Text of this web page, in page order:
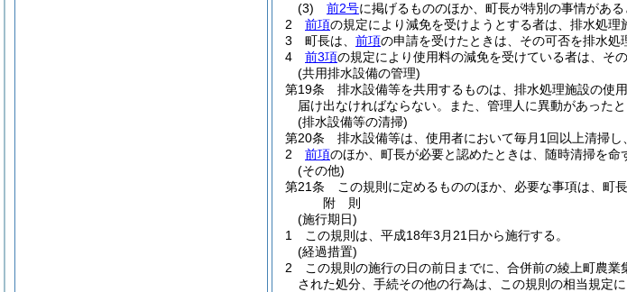
(3)
前2号に掲げるもののほか、町長が特別の事情があ
2
前項の規定により減免を受けようとする者は、排水処理
3
町長は、 前項の申請を受けたときは、その可否を排水処
4
前3項の規定により使用料の減免を受けている者は、そ
(共用排水設備の管理)
第19条
排水設備等を共用するものは、排水処理施設の使
届け出なければならない。
また、管理人に異動があったと
(排水設備等の清掃)
第20条
排水設備等は、使用者において毎月1回以上清掃し
2
前項のほか、町長が必要と認めたときは、随時清掃を命
(その他)
第21条
この規則に定めるもののほか、必要な事項は、町長
附 則
(施行期日)
1
この規則は、平成18年3月21日から施行する。
(経過措置)
2
この規則の施行の日の前日までに、合併前の綾上町農
された処分、手続その他の行為は、この規則の相当規定